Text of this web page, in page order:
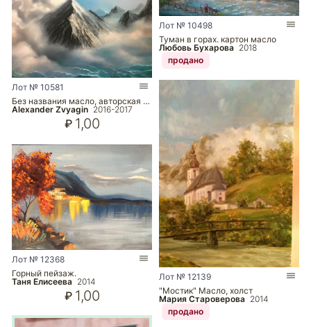
Лот № 10581
Без названия масло, авторская …
Alexander Zvyagin 2016-2017
₽ 1,00
Лот № 12368
Горный пейзаж.
Таня Елисеева 2014
₽ 1,00
Лот № 10498
Туман в горах. картон масло
Любовь Бухарова 2018
продано
Лот № 12139
"Мостик" Масло, холст
Мария Староверова 2014
продано